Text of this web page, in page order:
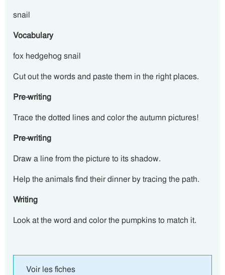
snail
Vocabulary
fox hedgehog snail
Cut out the words and paste them in the right places.
Pre-writing
Trace the dotted lines and color the autumn pictures!
Pre-writing
Draw a line from the picture to its shadow.
Help the animals find their dinner by tracing the path.
Writing
Look at the word and color the pumpkins to match it.
Voir les fiches